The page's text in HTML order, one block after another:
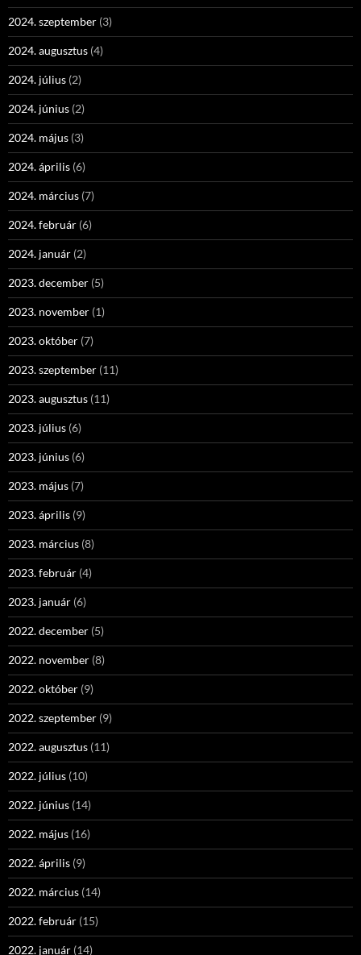
2024. szeptember (3)
2024. augusztus (4)
2024. július (2)
2024. június (2)
2024. május (3)
2024. április (6)
2024. március (7)
2024. február (6)
2024. január (2)
2023. december (5)
2023. november (1)
2023. október (7)
2023. szeptember (11)
2023. augusztus (11)
2023. július (6)
2023. június (6)
2023. május (7)
2023. április (9)
2023. március (8)
2023. február (4)
2023. január (6)
2022. december (5)
2022. november (8)
2022. október (9)
2022. szeptember (9)
2022. augusztus (11)
2022. július (10)
2022. június (14)
2022. május (16)
2022. április (9)
2022. március (14)
2022. február (15)
2022. január (14)